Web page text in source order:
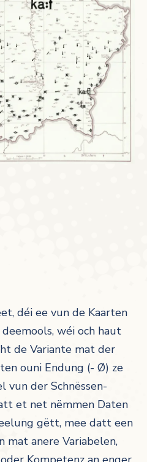
déi ee vun de Kaarten
wéi och haut
de Variante mat der
ouni Endung (- Ø) ze
vun der Schnëssen-
et net nëmmen Daten
gëtt, mee datt een
mat anere Variabelen,